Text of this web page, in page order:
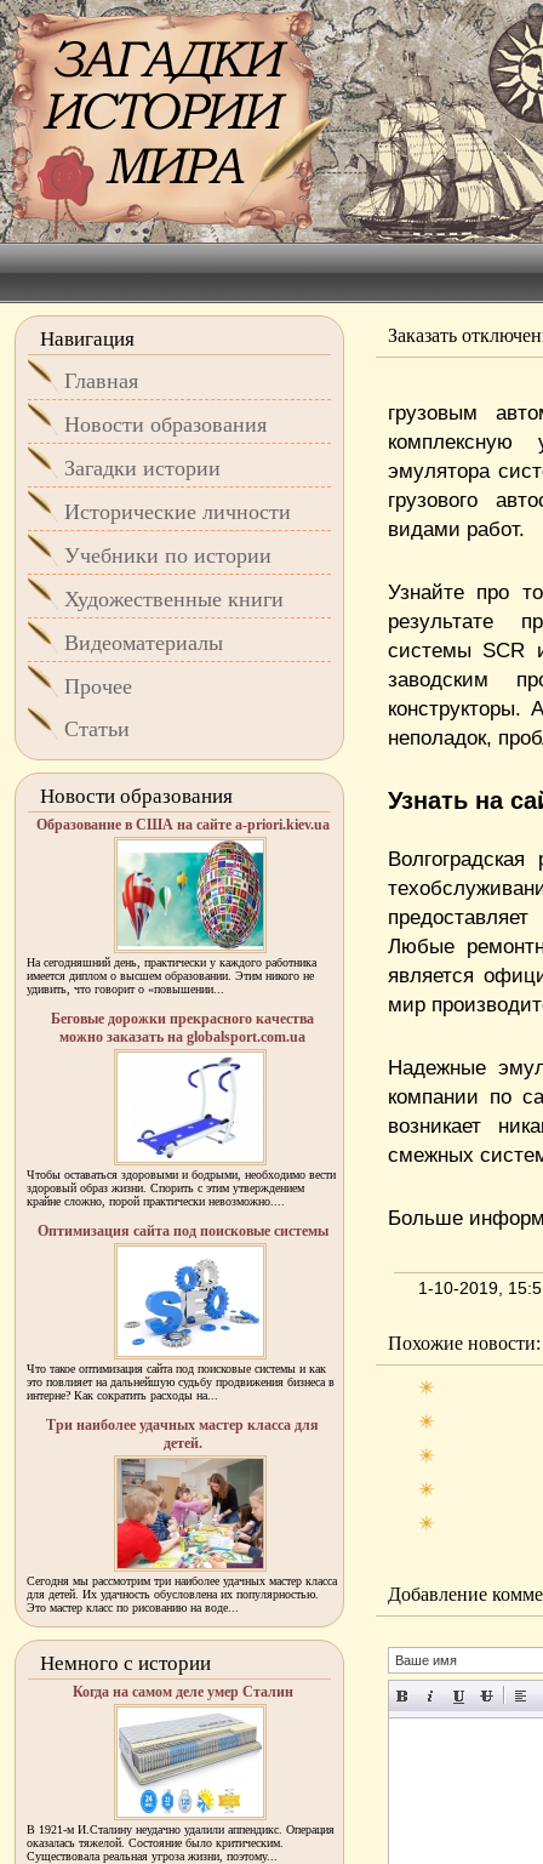
Заказать
грузовым
эмулятора
грузового
видами работ.
Узнайте про
результате
системы SCR
заводским
конструкторы.
неполадок,
Узнать на
Любые
является
мир
Надежные
компании по
возникает
смежных
Больше
1-10-2019,
Похожие новости:
Добавление
Навигация
Главная
Новости образования
Загадки истории
Исторические личности
Учебники по истории
Художественные книги
Видеоматериалы
Прочее
Статьи
Новости образования
Образование в США на сайте a-priori.kiev.ua
На сегодняшний день, практически у каждого работника
имеется диплом о высшем образовании. Этим никого не
удивить, что говорит о «повышении...
Беговые дорожки прекрасного качества
можно заказать на globalsport.com.ua
Чтобы оставаться здоровыми и бодрыми, необходимо вести
здоровый образ жизни. Спорить с этим утверждением
крайне сложно, порой практически невозможно....
Оптимизация сайта под поисковые системы
Что такое оптимизация сайта под поисковые системы и как
это повлияет на дальнейшую судьбу продвижения бизнеса в
интерне? Как сократить расходы на...
Три наиболее удачных мастер класса для
детей.
Сегодня мы рассмотрим три наиболее удачных мастер класса
для детей. Их удачность обусловлена их популярностью.
Это мастер класс по рисованию на воде...
Немного с истории
Когда на самом деле умер Сталин
В 1921-м И.Сталину неудачно удалили аппендикс. Операция
оказалась тяжелой. Состояние было критическим.
Существовала реальная угроза жизни, поэтому...